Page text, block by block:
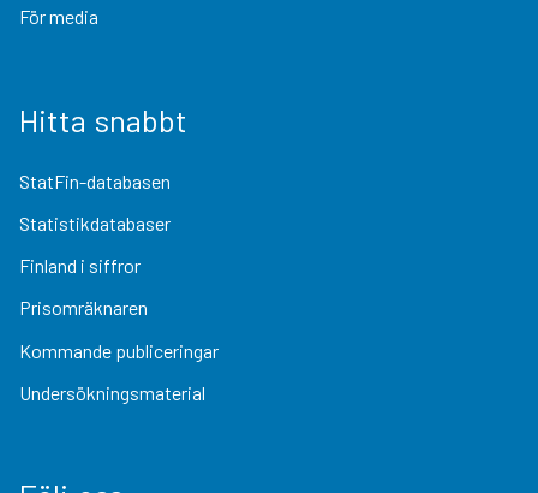
För media
Hitta snabbt
StatFin-databasen
Statistikdatabaser
Finland i siffror
Prisomräknaren
Kommande publiceringar
Undersökningsmaterial